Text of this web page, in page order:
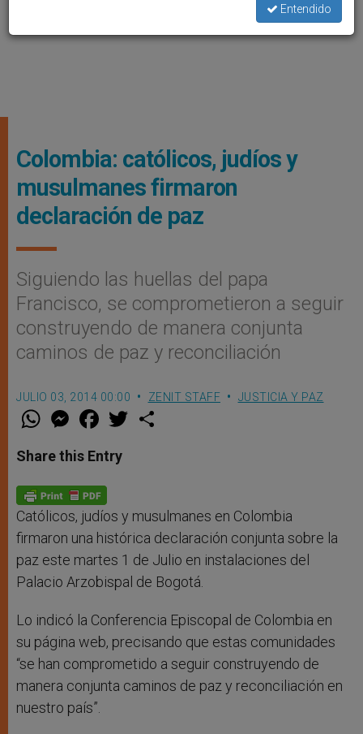
Colombia: católicos, judíos y
musulmanes firmaron
declaración de paz
Siguiendo las huellas del papa
Francisco, se comprometieron a seguir
construyendo de manera conjunta
caminos de paz y reconciliación
JULIO 03, 2014 00:00 ZENIT STAFF JUSTICIA Y PAZ
W
t
s
p
p
M
e
s
e
g
e
r
F
a
e
b
o
k
w
Share this Entry
Católicos, judíos y musulmanes en Colombia
firmaron una histórica declaración conjunta sobre la
paz este martes 1 de Julio en instalaciones del
Palacio Arzobispal de Bogotá.
Lo indicó la Conferencia Episcopal de Colombia en
su página web, precisando que estas comunidades
“se han comprometido a seguir construyendo de
manera conjunta caminos de paz y reconciliación en
nuestro país”.
Entendido